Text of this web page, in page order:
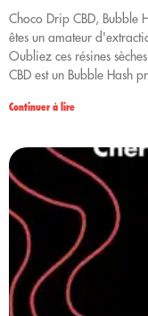
Choco Drip CBD, Bubble
êtes un amateur
Oubliez ces résines
CBD est un Bubble Hash
Continuer à lire